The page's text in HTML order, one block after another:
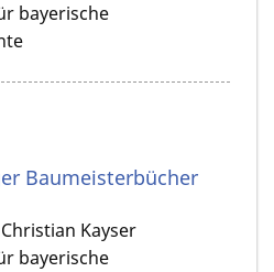
bayerische
Baumeisterbücher
Kayser
bayerische